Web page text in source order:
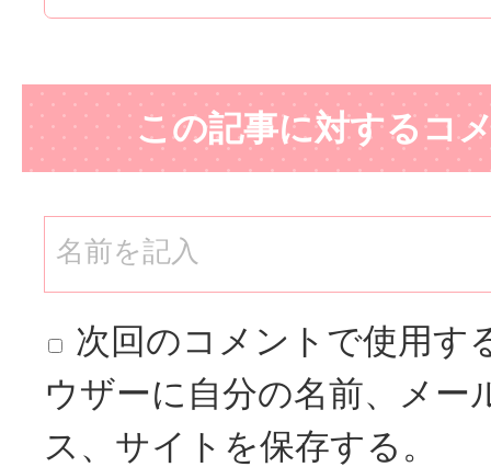
この記事に対するコ
次回のコメントで使用す
ウザーに自分の名前、メー
ス、サイトを保存する。